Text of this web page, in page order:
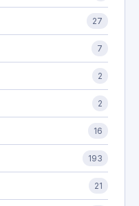
27
7
2
2
16
193
21